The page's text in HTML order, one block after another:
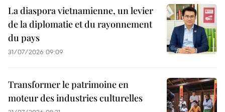
La diaspora vietnamienne, un levier
de la diplomatie et du rayonnement
du pays
31/07/2026 09:09
Transformer le patrimoine en
moteur des industries culturelles